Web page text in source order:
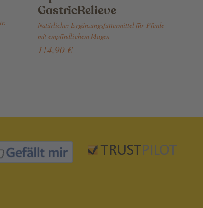
GastricRelieve
Natürliches Ergänzungsfuttermittel für Pferde
mit empfindlichem Magen
114,90 €